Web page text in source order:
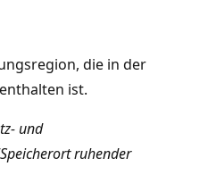
die in der
ist.
und
ruhender